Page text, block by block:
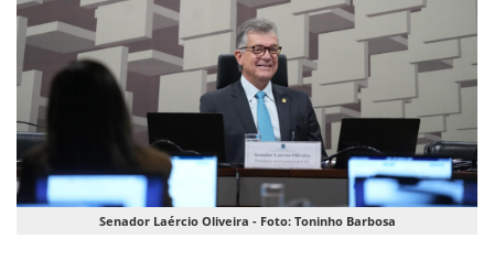
Senador Laércio Oliveira - Foto: Toninho Barbosa